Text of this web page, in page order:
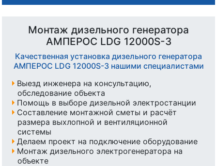
Монтаж дизельного генератора
АМПЕРОС LDG 12000S-3
Качественная установка дизельного генератора
АМПЕРОС LDG 12000S-3 нашими специалистами
Выезд инженера на консультацию,
обследование объекта
Помощь в выборе дизельной электростанции
Составление монтажной сметы и расчёт
размера выхлопной и вентиляционной
системы
Делаем проект на подключение оборудование
Монтаж дизельного электрогенератора на
объекте